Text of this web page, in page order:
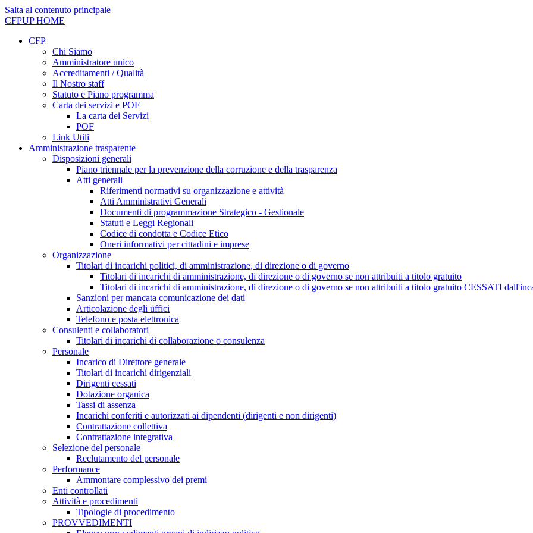
Salta al contenuto principale
CFPUPHOME
CFP
Chi Siamo
Amministratore unico
Accreditamenti / Qualità
Il Nostro staff
Statuto e Piano programma
Carta dei servizi e POF
La carta dei Servizi
POF
Link Utili
Amministrazione trasparente
Disposizioni generali
Piano triennale per la prevenzione della corruzione e della trasparenza
Atti generali
Riferimenti normativi su organizzazione e attività
Atti Amministrativi Generali
Documenti di programmazione Strategico - Gestionale
Statuti e Leggi Regionali
Codice di condotta e Codice Etico
Oneri informativi per cittadini e imprese
Organizzazione
Titolari di incarichi politici, di amministrazione, di direzione o di governo
Titolari di incarichi di amministrazione, di direzione o di governo se non attribuiti a titolo gratuito
Titolari di incarichi di amministrazione, di direzione o di governo se non attribuiti a titolo gratuito CESSATI
Sanzioni per mancata comunicazione dei dati
Articolazione degli uffici
Telefono e posta elettronica
Consulenti e collaboratori
Titolari di incarichi di collaborazione o consulenza
Personale
Incarico di Direttore generale
Titolari di incarichi dirigenziali
Dirigenti cessati
Dotazione organica
Tassi di assenza
Incarichi conferiti e autorizzati ai dipendenti (dirigenti e non dirigenti)
Contrattazione collettiva
Contrattazione integrativa
Selezione del personale
Reclutamento del personale
Performance
Ammontare complessivo dei premi
Enti controllati
Attività e procedimenti
Tipologie di procedimento
PROVVEDIMENTI